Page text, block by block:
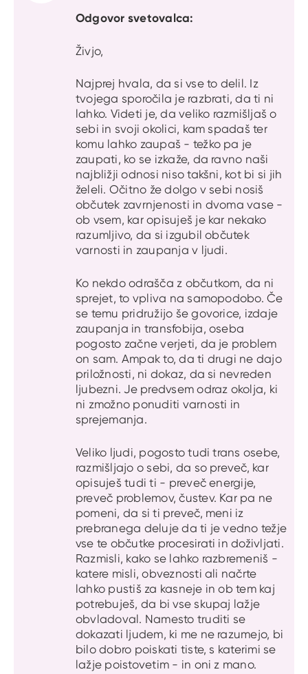
Odgovor svetovalca:
Živjo,
Najprej hvala, da si vse to delil. Iz
tvojega sporočila je razbrati, da ti ni
lahko. Videti je, da veliko razmišljaš o
sebi in svoji okolici, kam spadaš ter
komu lahko zaupaš - težko pa je
zaupati, ko se izkaže, da ravno naši
najbližji odnosi niso takšni, kot bi si jih
želeli. Očitno že dolgo v sebi nosiš
občutek zavrnjenosti in dvoma vase -
ob vsem, kar opisuješ je kar nekako
razumljivo, da si izgubil občutek
varnosti in zaupanja v ljudi.
Ko nekdo odrašča z občutkom, da ni
sprejet, to vpliva na samopodobo. Če
se temu pridružijo še govorice, izdaje
zaupanja in transfobija, oseba
pogosto začne verjeti, da je problem
on sam. Ampak to, da ti drugi ne dajo
priložnosti, ni dokaz, da si nevreden
ljubezni. Je predvsem odraz okolja, ki
ni zmožno ponuditi varnosti in
sprejemanja.
Veliko ljudi, pogosto tudi trans osebe,
razmišljajo o sebi, da so preveč, kar
opisuješ tudi ti - preveč energije,
preveč problemov, čustev. Kar pa ne
pomeni, da si ti preveč, meni iz
prebranega deluje da ti je vedno težje
vse te občutke procesirati in doživljati.
Razmisli, kako se lahko razbremeniš -
katere misli, obveznosti ali načrte
lahko pustiš za kasneje in ob tem kaj
potrebuješ, da bi vse skupaj lažje
obvladoval. Namesto truditi se
dokazati ljudem, ki me ne razumejo, bi
bilo dobro poiskati tiste, s katerimi se
lažje poistovetim - in oni z mano.